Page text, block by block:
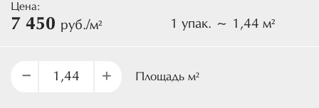
Цена:
7 450 руб./м² 1 упак. ~ 1,44 м²
– + Площадь м²